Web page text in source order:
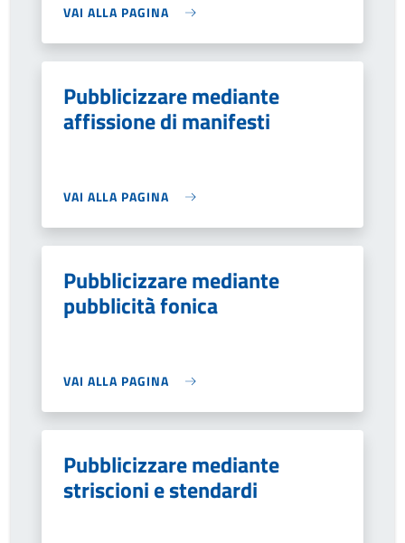
VAI ALLA PAGINA
Pubblicizzare mediante
affissione di manifesti
VAI ALLA PAGINA
Pubblicizzare mediante
pubblicità fonica
VAI ALLA PAGINA
Pubblicizzare mediante
striscioni e stendardi